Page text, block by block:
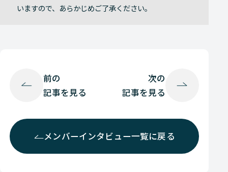
いますので、あらかじめご了承ください。
前の
記事を見る
メンバーインタビュー一覧に戻る
次の
記事を見る